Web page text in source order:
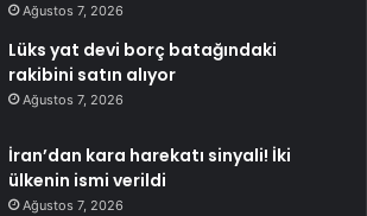
Ağustos 7, 2026
Lüks yat devi borç batağındaki
rakibini satın alıyor
Ağustos 7, 2026
İran’dan kara harekatı sinyali! İki
ülkenin ismi verildi
Ağustos 7, 2026